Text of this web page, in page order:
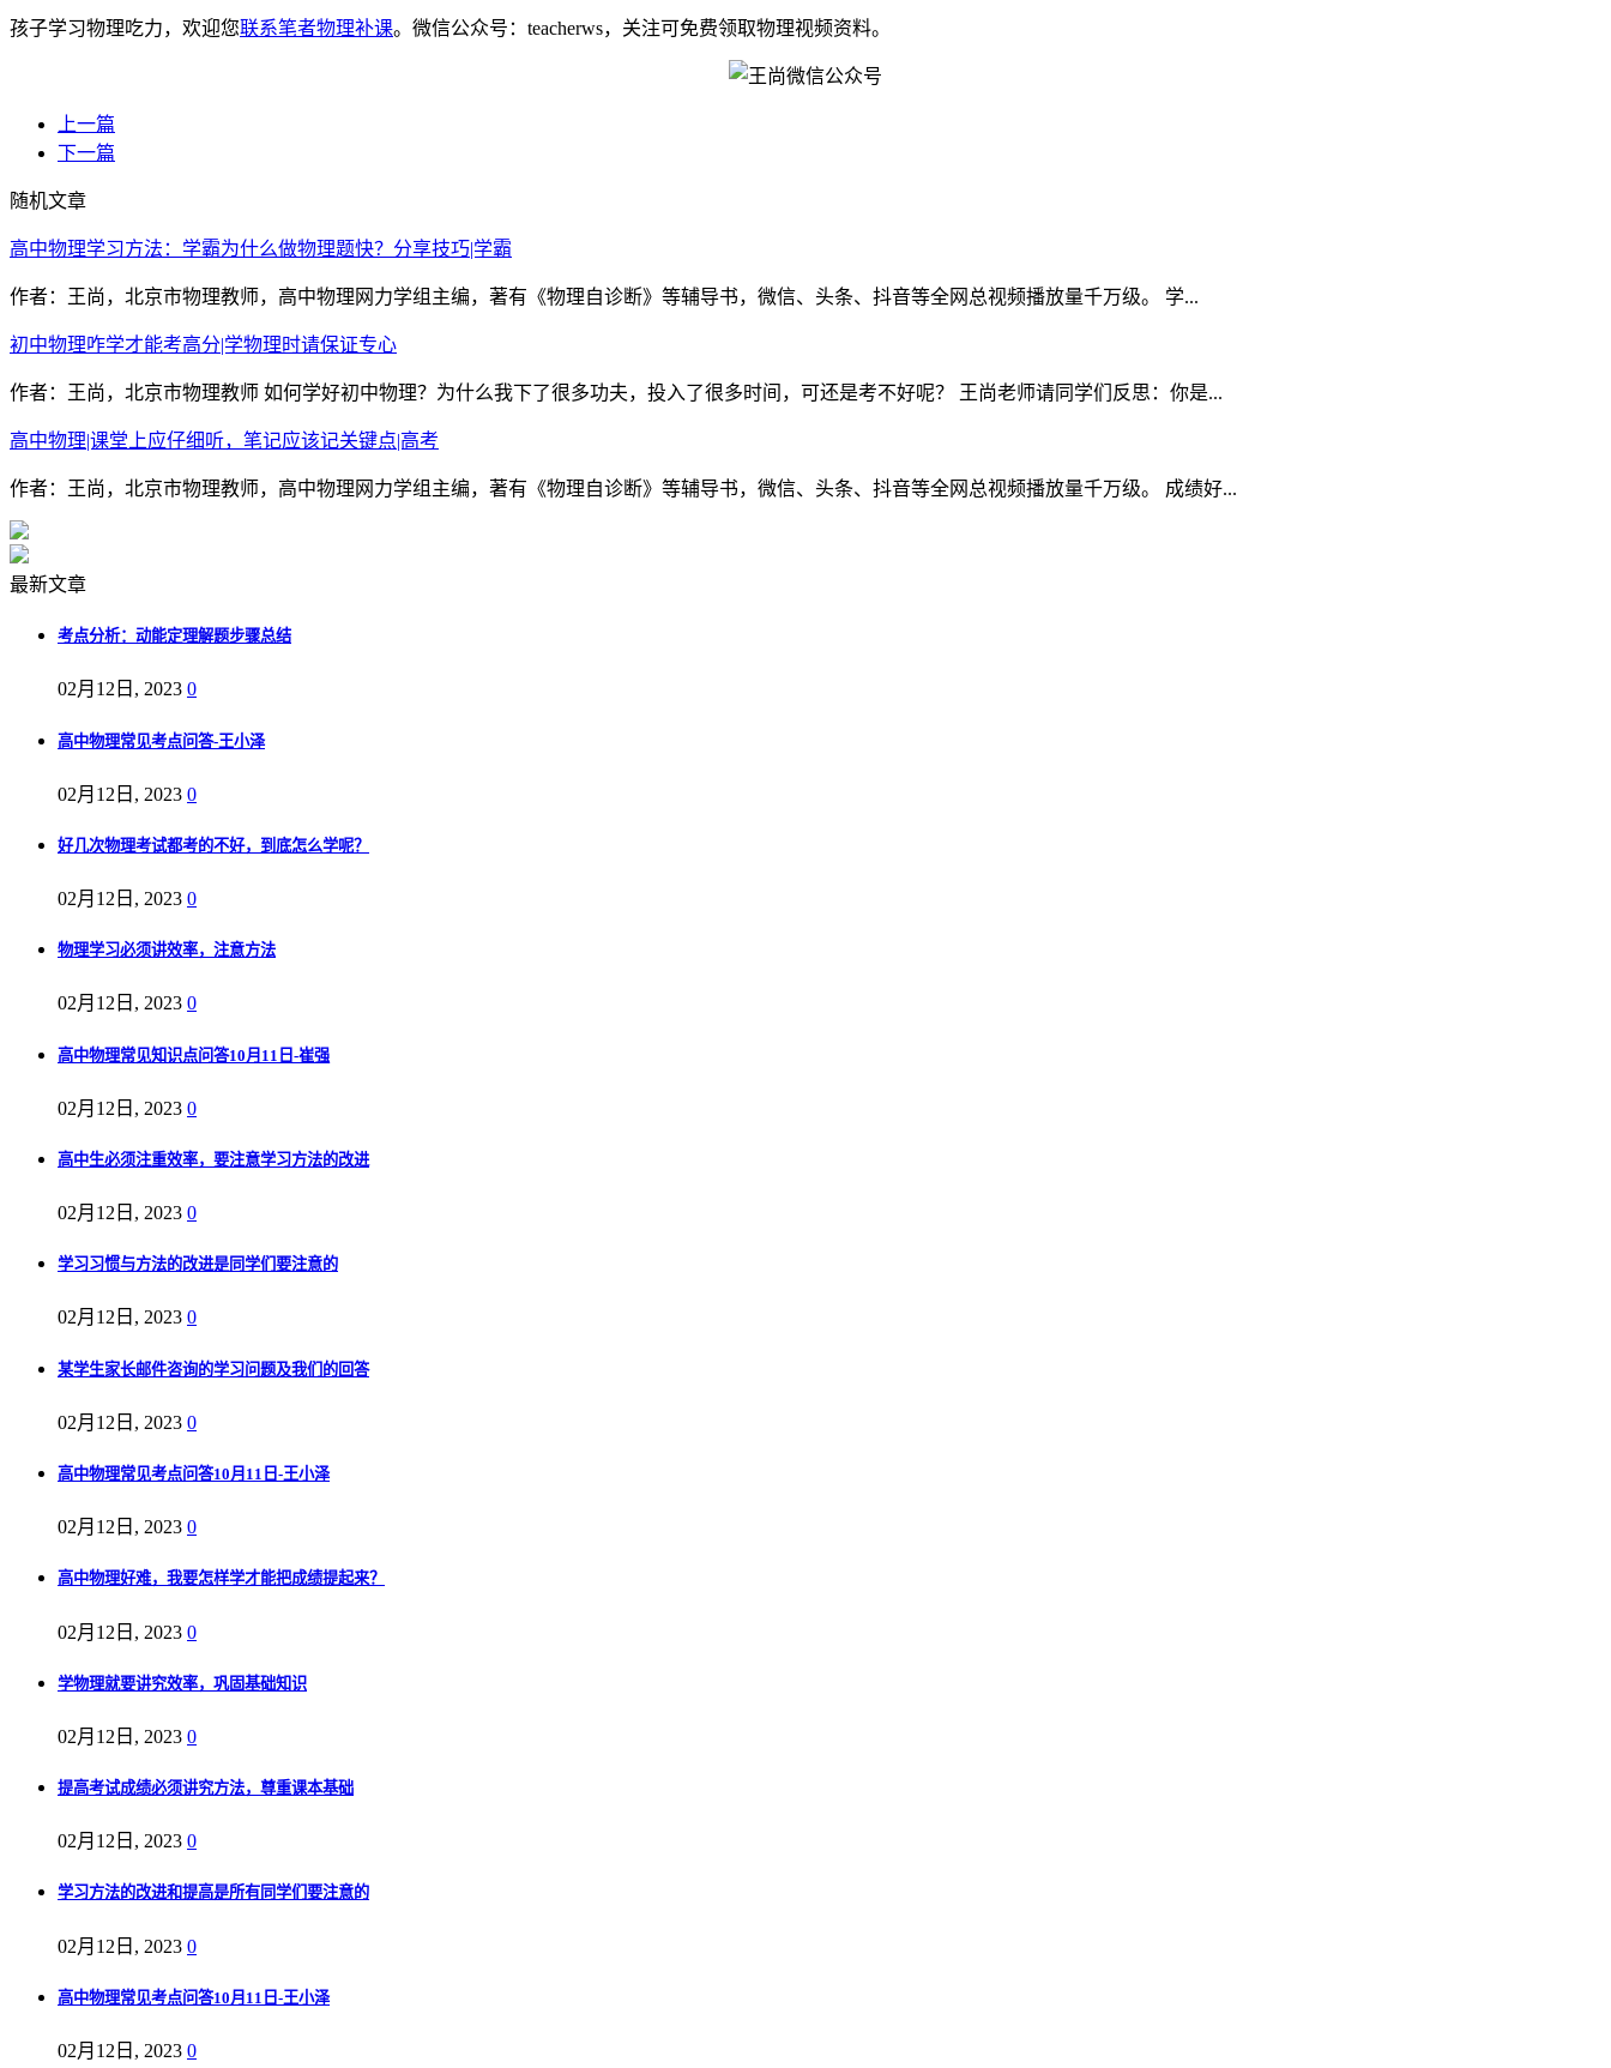
孩子学习物理吃力，欢迎您联系笔者物理补课。微信公众号：teacherws，关注可免费领取物理视频资料。
上一篇
下一篇
随机文章
高中物理学习方法：学霸为什么做物理题快？分享技巧|学霸
作者：王尚，北京市物理教师，高中物理网力学组主编，著有《物理自诊断》等辅导书，微信、头条、抖音等全网总视频播放量千万级。 学...
初中物理咋学才能考高分|学物理时请保证专心
作者：王尚，北京市物理教师 如何学好初中物理？为什么我下了很多功夫，投入了很多时间，可还是考不好呢？ 王尚老师请同学们反思：你是...
高中物理|课堂上应仔细听，笔记应该记关键点|高考
作者：王尚，北京市物理教师，高中物理网力学组主编，著有《物理自诊断》等辅导书，微信、头条、抖音等全网总视频播放量千万级。 成绩好...
最新文章
考点分析：动能定理解题步骤总结
02月12日, 2023 0
高中物理常见考点问答-王小泽
02月12日, 2023 0
好几次物理考试都考的不好，到底怎么学呢？
02月12日, 2023 0
物理学习必须讲效率，注意方法
02月12日, 2023 0
高中物理常见知识点问答10月11日-崔强
02月12日, 2023 0
高中生必须注重效率，要注意学习方法的改进
02月12日, 2023 0
学习习惯与方法的改进是同学们要注意的
02月12日, 2023 0
某学生家长邮件咨询的学习问题及我们的回答
02月12日, 2023 0
高中物理常见考点问答10月11日-王小泽
02月12日, 2023 0
高中物理好难，我要怎样学才能把成绩提起来？
02月12日, 2023 0
学物理就要讲究效率，巩固基础知识
02月12日, 2023 0
提高考试成绩必须讲究方法，尊重课本基础
02月12日, 2023 0
学习方法的改进和提高是所有同学们要注意的
02月12日, 2023 0
高中物理常见考点问答10月11日-王小泽
02月12日, 2023 0